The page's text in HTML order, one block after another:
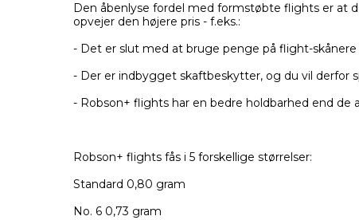
Den åbenlyse fordel med formstøbte flights er at
opvejer den højere pris - f.eks.:
- Det er slut med at bruge penge på flight-
- Der er indbygget skaftbeskytter, og du vil derfor
- Robson+ flights har en bedre holdbarhed end
Robson+ flights fås i 5 forskellige størrelser:
Standard 0,80 gram
No. 6 0,73 gram